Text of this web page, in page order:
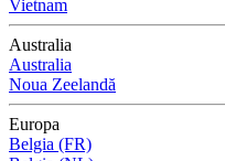
Vietnam
Australia
Australia
Noua Zeelandă
Europa
Belgia (FR)